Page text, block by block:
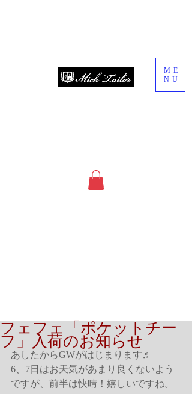
ME
NU
フェフェ「ポケットチー
フ」入荷のお知らせ
あしたからGWがはじまります♬
6、7日はお天気があまり良くないよう
ですが、前半は快晴！嬉しいですね。